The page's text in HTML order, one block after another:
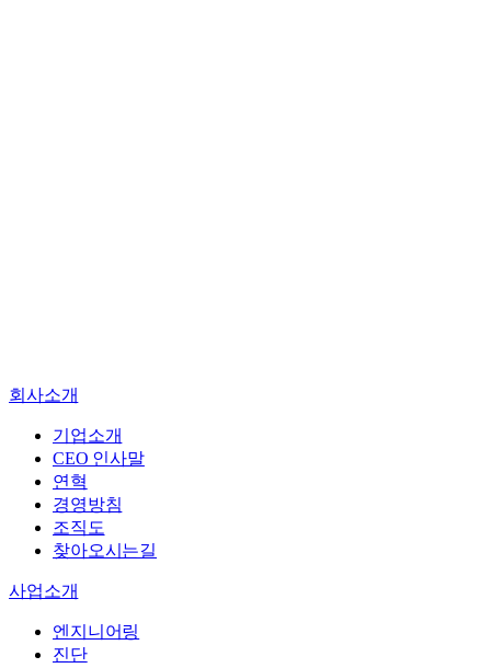
조직도
엔지니어링
진단
건설사업관리
엔지니어링
건설사업관리
바로가기→
회사소개
기업소개
CEO 인사말
연혁
경영방침
조직도
찾아오시는길
사업소개
엔지니어링
진단